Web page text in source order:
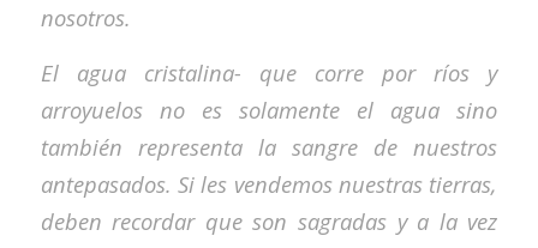
nosotros.
El agua cristalina- que corre por ríos y
arroyuelos no es solamente el agua sino
también representa la sangre de nuestros
antepasados. Si les vendemos nuestras tierras,
deben recordar que son sagradas y a la vez